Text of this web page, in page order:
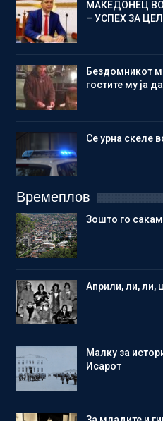
МАКЕДОНЕЦ
– УСПЕХ ЗА
Бездомникот
гостите му ја
Се урна скеле
Времеплов
Зошто го
Aприли, ли, ли,
Малку за
Исарот